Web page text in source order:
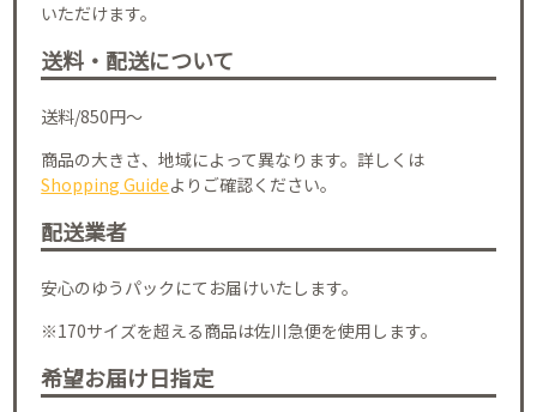
いただけます。
送料・配送について
送料/850円～
商品の大きさ、地域によって異なります。詳しくは
Shopping Guideよりご確認ください。
配送業者
安心のゆうパックにてお届けいたします。
※170サイズを超える商品は佐川急便を使用します。
希望お届け日指定